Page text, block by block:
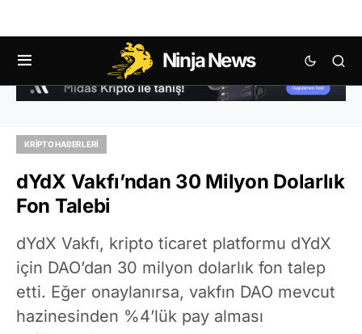
Ninja News
KRIPTO HABERLERI
dYdX Vakfı’ndan 30 Milyon Dolarlık
Fon Talebi
dYdX Vakfı, kripto ticaret platformu dYdX
için DAO’dan 30 milyon dolarlık fon talep
etti. Eğer onaylanırsa, vakfın DAO mevcut
hazinesinden %4’lük pay alması